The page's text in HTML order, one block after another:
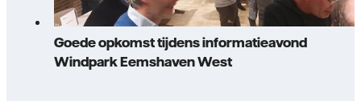
Goede opkomst tijdens informatieavond
Windpark Eemshaven West